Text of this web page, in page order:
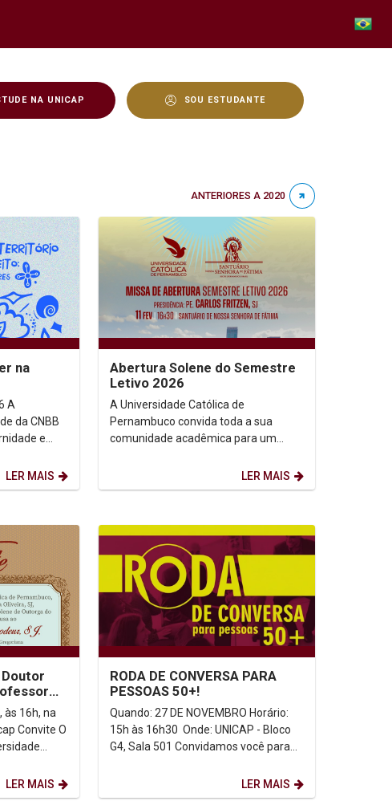
NA UNICAP SOU ESTUDANTE
ANTERIORES A 2020
na
da CNBB
e
LER MAIS
Abertura Solene do Semestre
Letivo 2026
A Universidade Católica de
Pernambuco convida toda a sua
comunidade acadêmica para um
nós...
LER MAIS
às 16h, na
O
LER MAIS
RODA DE CONVERSA PARA
PESSOAS 50+!
Quando: 27 DE NOVEMBRO Horário:
15h às 16h30 Onde: UNICAP - Bloco
G4, Sala 501 Convidamos você para
LER MAIS